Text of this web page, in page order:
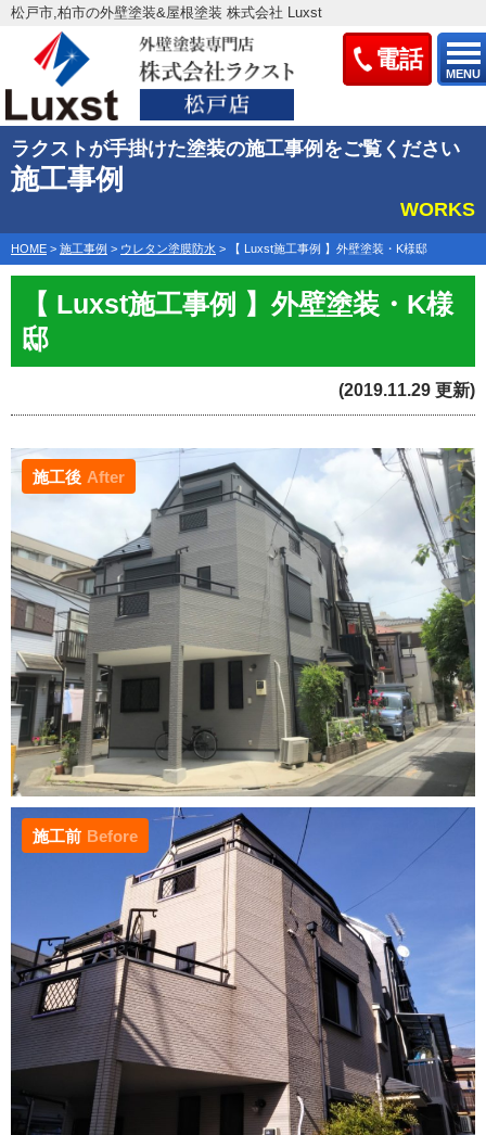
電話
MENU
松戸市,柏市の外壁塗装&屋根塗装 株式会社 Luxst
ラクストが手掛けた塗装の施工事例をご覧ください
施工事例
WORKS
HOME > 施工事例 > ウレタン塗膜防水 > 【 Luxst施工事例 】外壁塗装・K様邸
【 Luxst施工事例 】外壁塗装・K様
邸
(2019.11.29 更新)
施工後 After
施工前 Before